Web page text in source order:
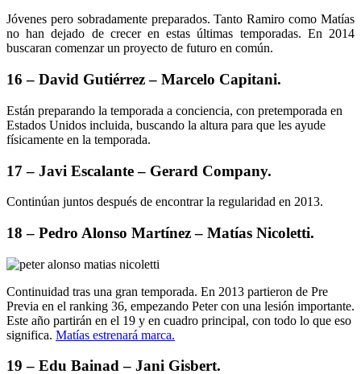
Jóvenes pero sobradamente preparados. Tanto Ramiro como Matías
no han dejado de crecer en estas últimas temporadas. En 2014
buscaran comenzar un proyecto de futuro en común.
16 – David Gutiérrez – Marcelo Capitani.
Están preparando la temporada a conciencia, con pretemporada en
Estados Unidos incluida, buscando la altura para que les ayude
físicamente en la temporada.
17 – Javi Escalante – Gerard Company.
Continúan juntos después de encontrar la regularidad en 2013.
18 – Pedro Alonso Martínez – Matías Nicoletti.
Continuidad tras una gran temporada. En 2013 partieron de Pre
Previa en el ranking 36, empezando Peter con una lesión importante.
Este año partirán en el 19 y en cuadro principal, con todo lo que eso
significa. Matías estrenará marca.
19 – Edu Bainad – Jani Gisbert.